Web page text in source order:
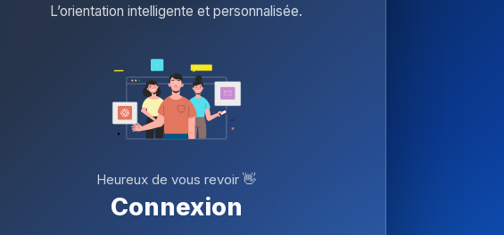
L’orientation intelligente et personnalisée.
Heureux de vous revoir 👋
Connexion